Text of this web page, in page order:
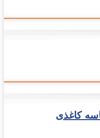
کاغذی